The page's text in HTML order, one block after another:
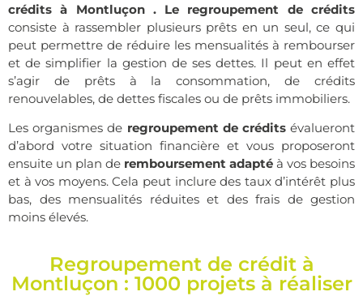
crédits à Montluçon . Le regroupement de crédits
consiste à rassembler plusieurs prêts en un seul, ce qui
peut permettre de réduire les mensualités à rembourser
et de simplifier la gestion de ses dettes. Il peut en effet
s’agir de prêts à la consommation, de crédits
renouvelables, de dettes fiscales ou de prêts immobiliers.
Les organismes de regroupement de créditsévalueront
d’abord votre situation financière et vous proposeront
ensuite un plan de remboursement adapté à vos besoins
et à vos moyens. Cela peut inclure des taux d’intérêt plus
bas, des mensualités réduites et des frais de gestion
moins élevés.
Regroupement de crédit à
Montluçon : 1000 projets à réaliser